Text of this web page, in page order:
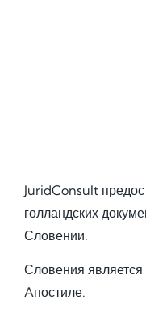
JuridConsult
голландских
Словении.
Словения
Aпостиле.